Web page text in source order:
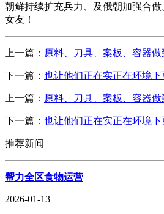
朝鲜持续扩充兵力、及俄朝加强合
女友！
上一篇： 原料、刀具、案板、容器
下一篇： 也让他们正在实正在环境
上一篇： 原料、刀具、案板、容器
下一篇： 也让他们正在实正在环境
推荐新闻
帮力全区食物运营
2026-01-13